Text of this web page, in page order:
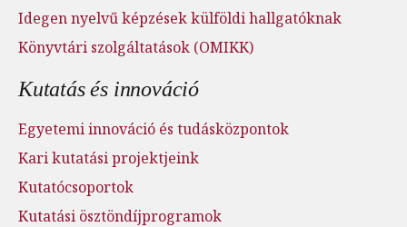
Idegen nyelvű képzések külföldi hallgatóknak
Könyvtári szolgáltatások (OMIKK)
Kutatás és innováció
Egyetemi innováció és tudásközpontok
Kari kutatási projektjeink
Kutatócsoportok
Kutatási ösztöndíjprogramok